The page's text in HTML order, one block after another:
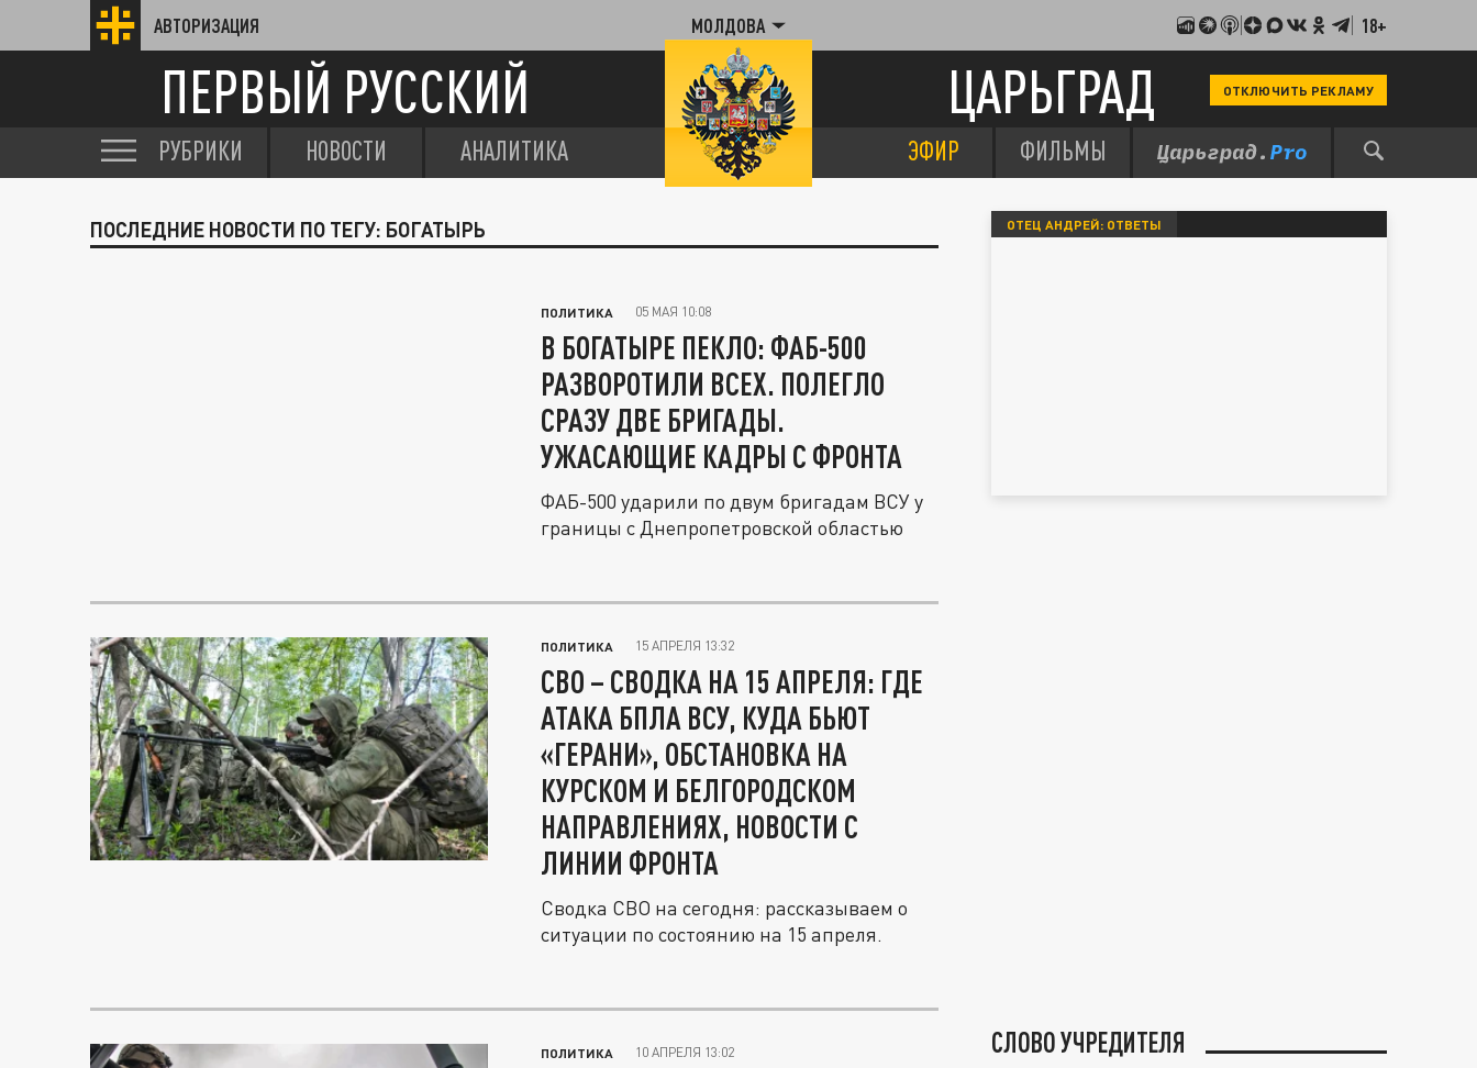
АВТОРИЗАЦИЯ МОЛДОВА 18+
ПЕРВЫЙ РУССКИЙ ЦАРЬГРАД ОТКЛЮЧИТЬ РЕКЛАМУ
РУБРИКИ НОВОСТИ АНАЛИТИКА ЭФИР ФИЛЬМЫ
ПОСЛЕДНИЕ НОВОСТИ ПО ТЕГУ: БОГАТЫРЬ
ПОЛИТИКА 05 МАЯ 10:08
В БОГАТЫРЕ ПЕКЛО: ФАБ-500
РАЗВОРОТИЛИ ВСЕХ. ПОЛЕГЛО
СРАЗУ ДВЕ БРИГАДЫ.
УЖАСАЮЩИЕ КАДРЫ С ФРОНТА
ФАБ-500 ударили по двум бригадам ВСУ у
границы с Днепропетровской областью
ПОЛИТИКА 15 АПРЕЛЯ 13:32
СВО – СВОДКА НА 15 АПРЕЛЯ: ГДЕ
АТАКА БПЛА ВСУ, КУДА БЬЮТ
«ГЕРАНИ», ОБСТАНОВКА НА
КУРСКОМ И БЕЛГОРОДСКОМ
НАПРАВЛЕНИЯХ, НОВОСТИ С
ЛИНИИ ФРОНТА
Сводка СВО на сегодня: рассказываем о
ситуации по состоянию на 15 апреля.
ПОЛИТИКА 10 АПРЕЛЯ 13:02
ОТЕЦ АНДРЕЙ: ОТВЕТЫ
СЛОВО УЧРЕДИТЕЛЯ